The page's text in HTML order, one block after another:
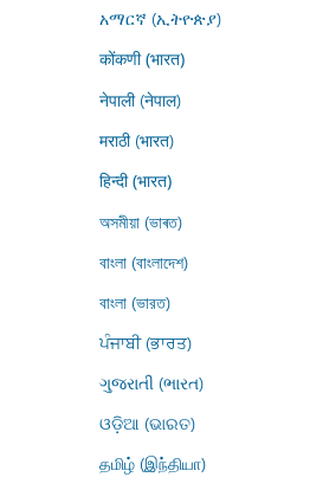
አማርኛ (ኢትዮጵያ)
कोंकणी (भारत)
नेपाली (नेपाल)
मराठी (भारत)
हिन्दी (भारत)
অসমীয়া (ভাৰত)
বাংলা (বাংলাদেশ)
বাংলা (ভারত)
ਪੰਜਾਬੀ (ਭਾਰਤ)
ગુજરાતી (ભારત)
ଓଡ଼ିଆ (ଭାରତ)
தமிழ் (இந்தியா)